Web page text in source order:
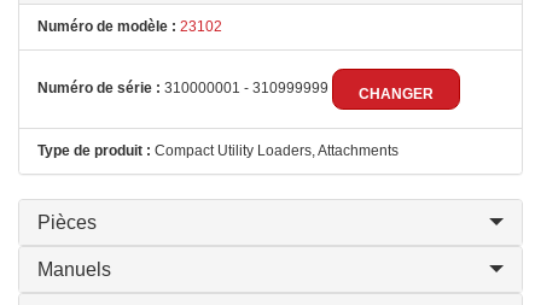
Numéro de modèle : 23102
Numéro de série : 310000001 - 310999999 CHANGER
Type de produit : Compact Utility Loaders, Attachments
Pièces
Manuels